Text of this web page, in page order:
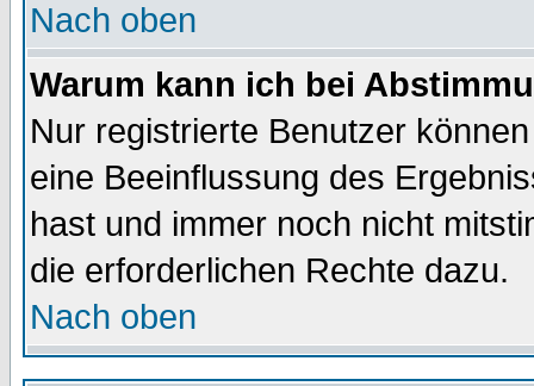
Nach oben
Warum kann ich bei
Nur registrierte Benutzer
eine Beeinflussung des
hast und immer noch nicht
die erforderlichen Rechte dazu.
Nach oben